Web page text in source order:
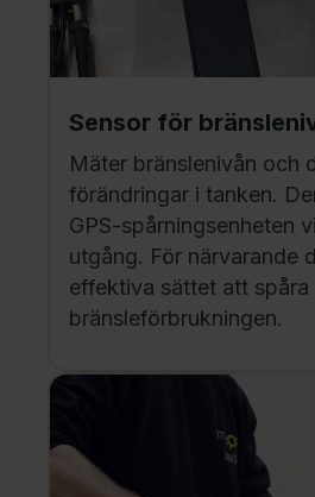
Sensor för
Mäter bränslenivån och
förändringar i tanken.
GPS-spårningsenheten
utgång. För närvarande
effektiva sättet att spåra
bränsleförbrukningen.